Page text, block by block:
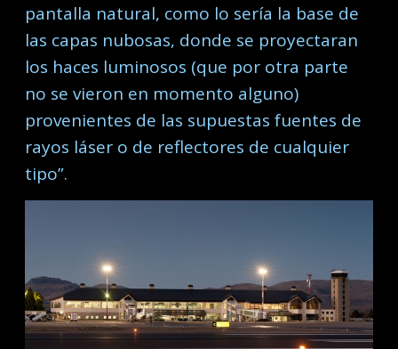
pantalla natural, como lo sería la base de
las capas nubosas, donde se proyectaran
los haces luminosos (que por otra parte
no se vieron en momento alguno)
provenientes de las supuestas fuentes de
rayos láser o de reflectores de cualquier
tipo”.